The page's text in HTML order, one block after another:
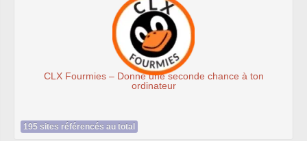
– Donne une seconde chance à ton
195 sites référencés au total